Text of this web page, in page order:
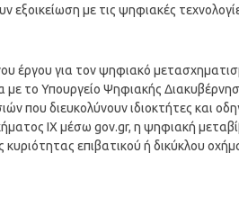
εξοικείωση με τις ψηφιακές
έργου για τον ψηφιακό
το Υπουργείο Ψηφιακής
που διευκολύνουν ιδιοκτήτες και
ΙΧ μέσω gov.gr, η ψηφιακή
επιβατικού ή δικύκλου